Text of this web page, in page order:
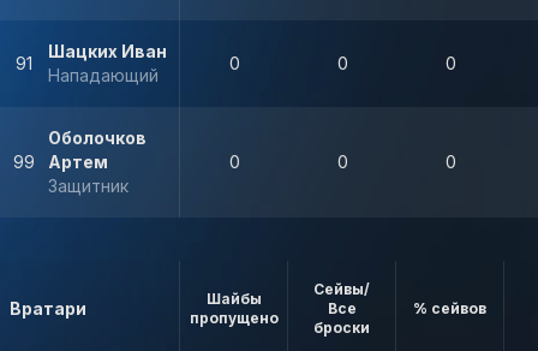
91
Шацких Иван
Нападающий
0 0 0
99
Оболочков
Артем
Защитник
0 0 0
Вратари
Шайбы
пропущено
Сейвы/
Все
броски
% сейвов